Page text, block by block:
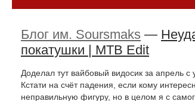
Блог им. Soursmaks —
покатушки | MTB Edit
Доделал тут вайбовый видосик за апрель
Кстати на счёт падения, если кому
неправильную фигуру, но в целом я с